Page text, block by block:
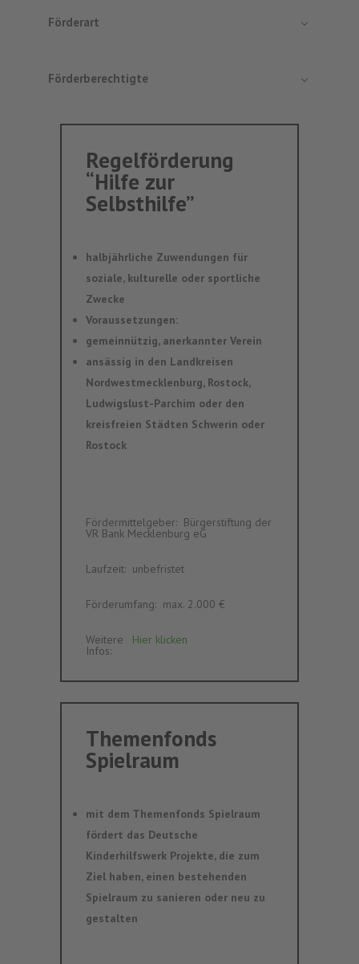
Förderart
Förderberechtigte
Regelförderung
“Hilfe zur
Selbsthilfe”
halbjährliche Zuwendungen für
soziale, kulturelle oder sportliche
Zwecke
Voraussetzungen:
gemeinnützig, anerkannter Verein
ansässig in den Landkreisen
Nordwestmecklenburg, Rostock,
Ludwigslust-Parchim oder den
kreisfreien Städten Schwerin oder
Rostock
Fördermittelgeber:‎ ‎ Bürgerstiftung der
VR Bank Mecklenburg eG
Laufzeit:‎ ‎ unbefristet
Förderumfang:‎ ‎ max. 2.000 €
Weitere
Infos:‎ ‎
Hier klicken
Themenfonds
Spielraum
mit dem Themenfonds Spielraum
fördert das Deutsche
Kinderhilfswerk Projekte, die zum
Ziel haben, einen bestehenden
Spielraum zu sanieren oder neu zu
gestalten